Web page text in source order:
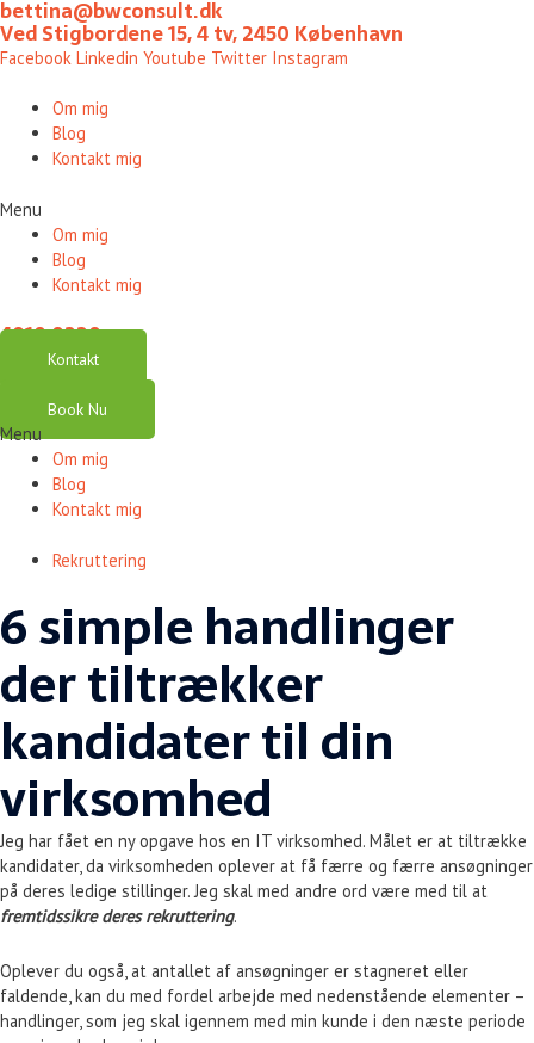
Gå
til
indholdet
bettina@bwconsult.dk
Ved Stigbordene 15, 4 tv, 2450 København
Facebook Linkedin Youtube Twitter Instagram
Om mig
Blog
Kontakt mig
Menu
Om mig
Blog
Kontakt mig
4010 0220
Kontakt
Book Nu
Menu
Om mig
Blog
Kontakt mig
Rekruttering
6 simple handlinger
der tiltrækker
kandidater til din
virksomhed
Jeg har fået en ny opgave hos en IT virksomhed. Målet er at tiltrække
kandidater, da virksomheden oplever at få færre og færre ansøgninger
på deres ledige stillinger. Jeg skal med andre ord være med til at
fremtidssikre deres rekruttering.
Oplever du også, at antallet af ansøgninger er stagneret eller
faldende, kan du med fordel arbejde med nedenstående elementer –
handlinger, som jeg skal igennem med min kunde i den næste periode